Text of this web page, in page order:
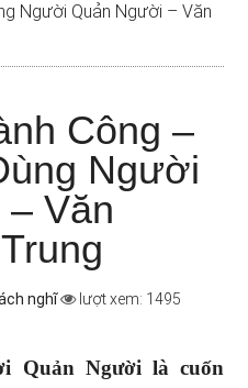
Người Quản Người – Văn
Công –
Người
Văn
nghĩ lượt xem: 1495
Quản Người là cuốn